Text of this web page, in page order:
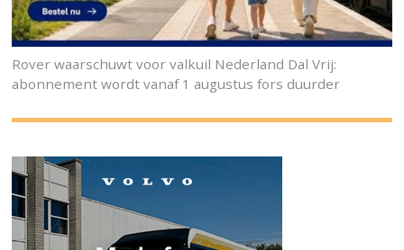
Rover waarschuwt voor valkuil Nederland Dal Vrij:
abonnement wordt vanaf 1 augustus fors duurder